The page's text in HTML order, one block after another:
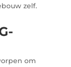
zelf.
om